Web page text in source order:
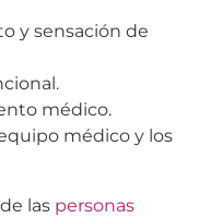
y sensación de
médico.
médico y los
las personas